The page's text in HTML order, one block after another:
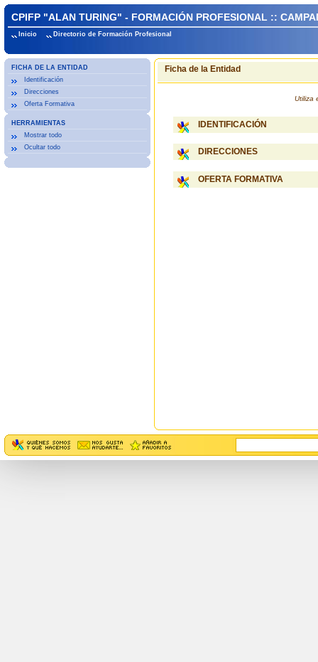
CPIFP "ALAN TURING" - FORMACIÓN PROFESIONAL ::
Inicio Directorio de Formación Profesional
FICHA DE LA ENTIDAD
Identificación
Direcciones
Oferta Formativa
HERRAMIENTAS
Mostrar todo
Ocultar todo
Ficha de la Entidad
Utiliza
IDENTIFICACIÓN
DIRECCIONES
OFERTA FORMATIVA